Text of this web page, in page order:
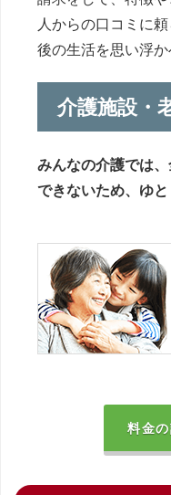
人からの口コミに
後の生活を思い浮か
介護施設・
みんなの介護では
できないため、ゆ
料金